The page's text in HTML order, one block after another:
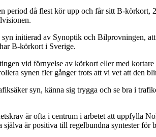
då flest kör upp och får sitt B-körkort,
initierad av Synoptik och Bilprovningen,
B-körkort i Sverige.
vid förnyelse av körkort eller med
synen fler gånger trots att vi vet att den
syn, känna sig trygga och se bra i
är ofta i centrum i arbetet att uppfylla
är positiva till regelbundna syntester